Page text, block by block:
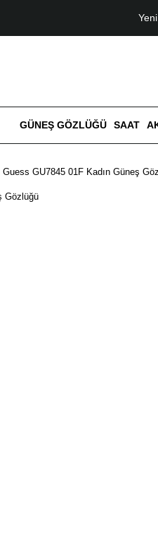
GÜNEŞ GÖZLÜĞÜ SAAT
Guess GU7845 01F Kadın Güneş